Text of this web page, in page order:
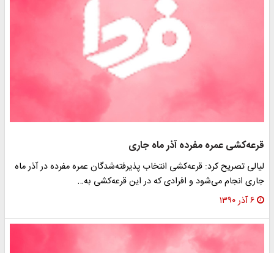
قرعه‌کشی عمره مفرده آذر ماه جاری
لیالی تصریح کرد: قرعه‌کشی انتخاب پذیرفته‌شدگان عمره مفرده در آذر ماه
جاری انجام می‌شود و افرادی که در این قرعه‌کشی به…
۶ آذر ۱۳۹۰